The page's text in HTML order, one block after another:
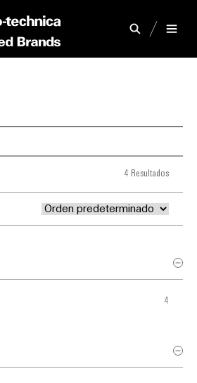
4 Resultados
4